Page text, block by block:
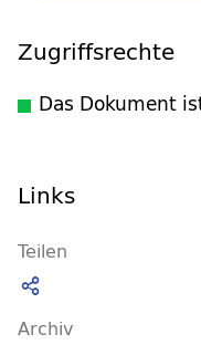
Zugriffsrechte
Das Dokument
Links
Teilen
Archiv